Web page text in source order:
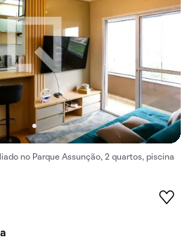
no Parque Assunção, 2 quartos, piscina